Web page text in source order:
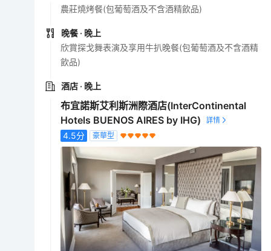
農莊燒烤餐(包葡萄酒及不含酒精飲品)
晚餐 · 晚上
欣賞探戈舞表演及享用牛扒晚餐(包葡萄酒及不含酒精
飲品)
酒店 · 晚上
布宜諾斯艾利斯洲際酒店(InterContinental
Hotels BUENOS AIRES by IHG)
4.5分 豪華型